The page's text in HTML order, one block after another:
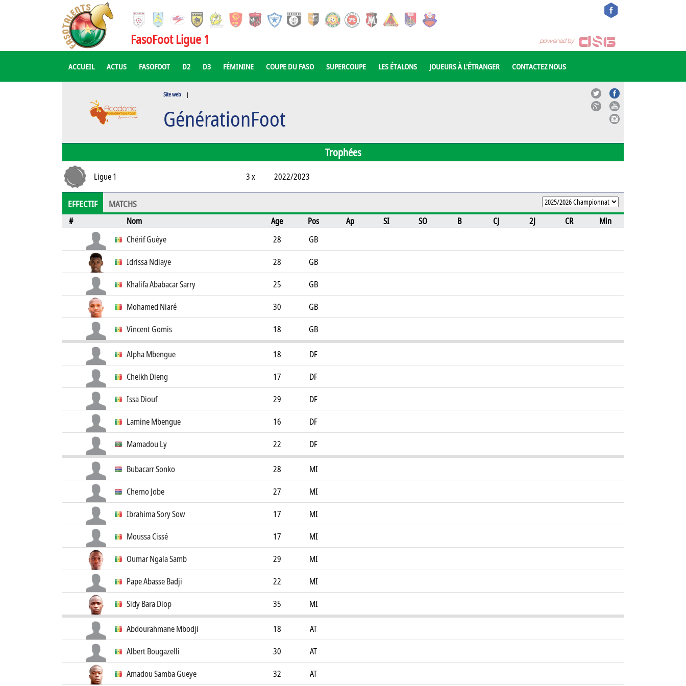
FasoFoot Ligue 1
ACCUEIL ACTUS FASOFOOT D2 D3 FÉMININE COUPE DU FASO SUPERCOUPE LES ÉTALONS JOUEURS À L'ÉTRANGER CONTACTEZ NOUS
Site web |
GénérationFoot
Trophées
Ligue 1 3 x 2022/2023
EFFECTIF MATCHS
# Nom Age Pos Ap SI SO B CJ 2J CR
Min
Chérif Guèye
28
GB
Idrissa Ndiaye
28
GB
Khalifa Ababacar Sarry
25
GB
Mohamed Niaré
30
GB
Vincent Gomis
18 GB
Alpha Mbengue 18
DF
Cheikh Dieng
17
DF
Issa Diouf
29
DF
Lamine Mbengue
16
DF
Mamadou Ly
22 DF
Bubacarr Sonko 28
MI
Cherno Jobe
27
MI
Ibrahima Sory Sow
17
MI
Moussa Cissé
17
MI
Oumar Ngala Samb
29
MI
Pape Abasse Badji
22
MI
Sidy Bara Diop
35 MI
Abdourahmane Mbodji 18
AT
Albert Bougazelli
30
AT
Amadou Samba Gueye
32
AT